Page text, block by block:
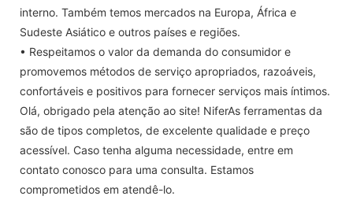
interno. Também temos mercados na Europa, África e
Sudeste Asiático e outros países e regiões.
• Respeitamos o valor da demanda do consumidor e
promovemos métodos de serviço apropriados, razoáveis,
confortáveis ​​e positivos para fornecer serviços mais íntimos.
Olá, obrigado pela atenção ao site! NiferAs ferramentas da
são de tipos completos, de excelente qualidade e preço
acessível. Caso tenha alguma necessidade, entre em
contato conosco para uma consulta. Estamos
comprometidos em atendê-lo.